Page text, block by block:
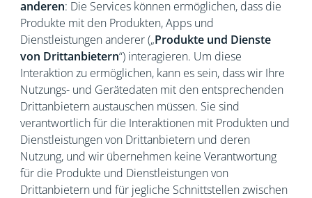
anderen: Die Services können ermöglichen, dass die
Produkte mit den Produkten, Apps und
Dienstleistungen anderer („Produkte und Dienste
von Drittanbietern“) interagieren. Um diese
Interaktion zu ermöglichen, kann es sein, dass wir Ihre
Nutzungs- und Gerätedaten mit den entsprechenden
Drittanbietern austauschen müssen. Sie sind
verantwortlich für die Interaktionen mit Produkten und
Dienstleistungen von Drittanbietern und deren
Nutzung, und wir übernehmen keine Verantwortung
für die Produkte und Dienstleistungen von
Drittanbietern und für jegliche Schnittstellen zwischen